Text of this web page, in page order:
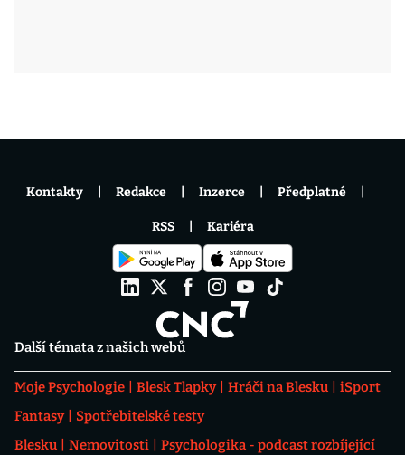
Další témata z našich webů
Moje Psychologie Blesk Tlapky Hráči na Blesku
iSport
Fantasy
Spotřebitelské testy
Blesku
Nemovitosti
Psychologika - podcast rozbíjející
Kontakty Redakce Inzerce Předplatné
RSS Kariéra